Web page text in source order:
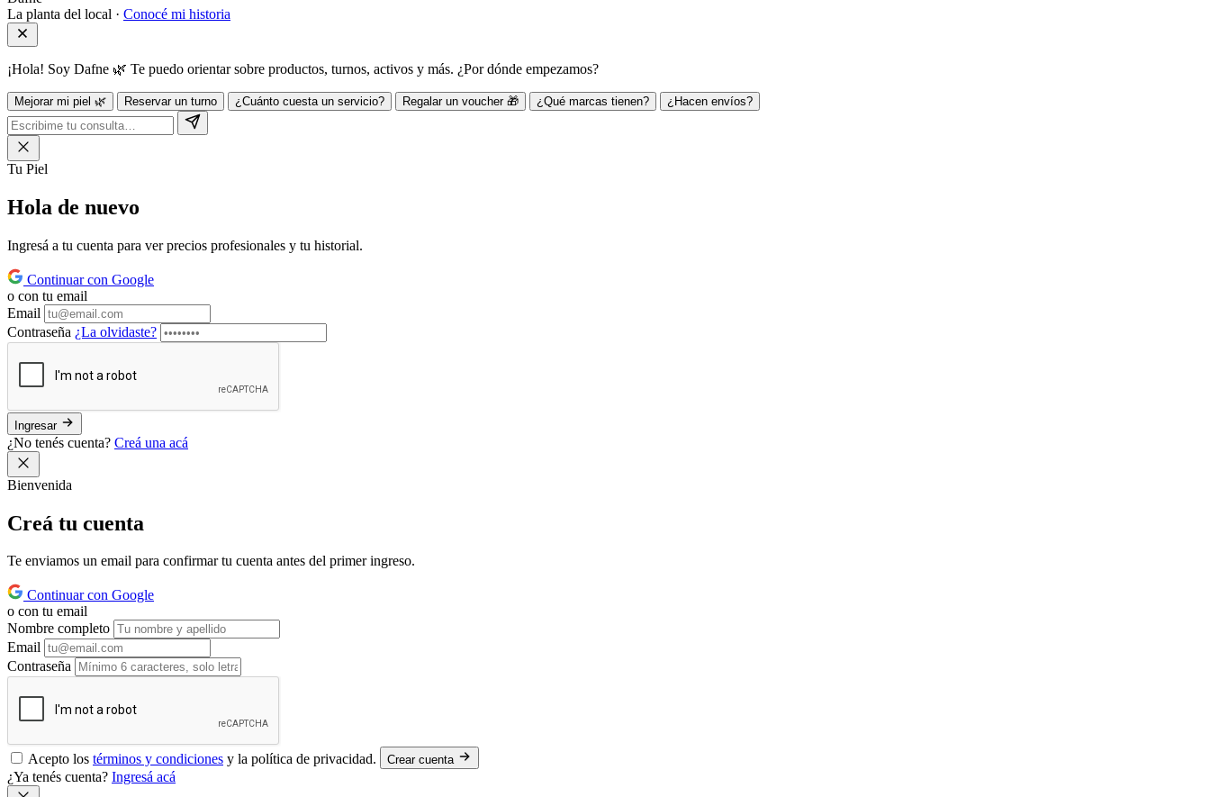
La planta del local · Conocé mi historia
¡Hola! Soy Dafne 🌿 Te puedo orientar sobre productos, turnos, activos y más. ¿Por dónde empezamos?
Mejorar mi piel 🌿 Reservar un turno ¿Cuánto cuesta un servicio? Regalar un voucher 🎁 ¿Qué marcas tienen? ¿Hacen envíos?
Tu Piel
Hola de nuevo
Ingresá a tu cuenta para ver precios profesionales y tu historial.
Continuar con Google
o con tu email
Email
Contraseña ¿La olvidaste?
Ingresar
¿No tenés cuenta? Creá una acá
Bienvenida
Creá tu cuenta
Te enviamos un email para confirmar tu cuenta antes del primer ingreso.
Continuar con Google
o con tu email
Nombre completo
Email
Contraseña
Acepto los términos y condiciones y la política de privacidad. Crear cuenta
¿Ya tenés cuenta? Ingresá acá